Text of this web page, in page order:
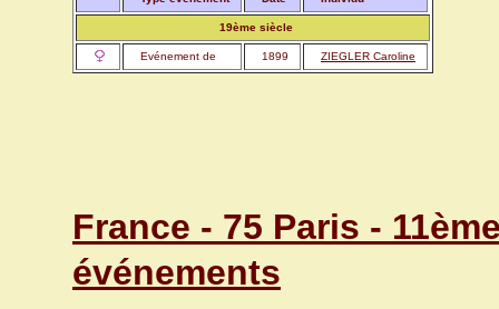
19ème siècle
Evénement de 1899 ZIEGLER Caroline
France - 75 Paris -
événements